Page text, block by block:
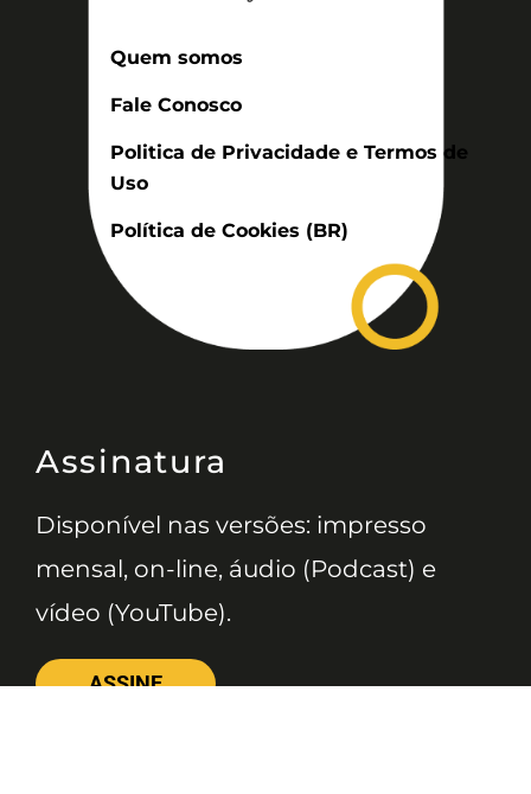
Quem somos
Fale Conosco
Politica de Privacidade e Termos de
Uso
Política de Cookies (BR)
Assinatura
Disponível nas versões: impresso
mensal, on-line, áudio (Podcast) e
vídeo (YouTube).
ASSINE